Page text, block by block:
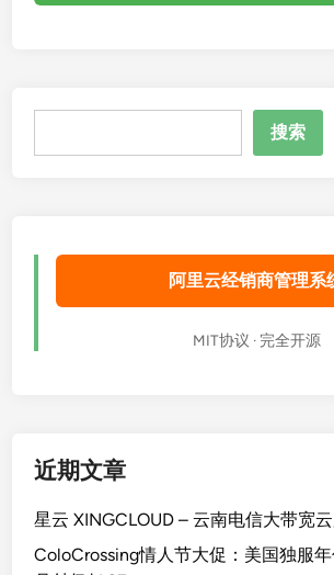
搜索
阿里云经销商管理系
MIT协议 · 完全开源
近期文章
星云 XINGCLOUD – 云南电信大带宽
ColoCrossing情人节大促：美国独服